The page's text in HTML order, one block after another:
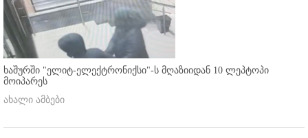
ხაშურში "ელიტ-ელექტრონიქსი"-ს მღაზიიდან 10 ლეპტოპი
მოიპარეს
ახალი ამბები